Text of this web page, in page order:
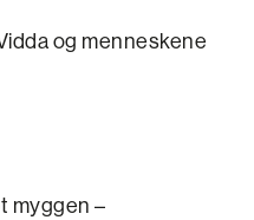
og menneskene
myggen –